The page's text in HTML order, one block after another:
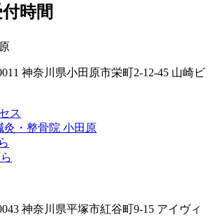
神奈川県小田原市栄町2-12-45 山崎ビ
神奈川県平塚市紅谷町9-15 アイヴィ